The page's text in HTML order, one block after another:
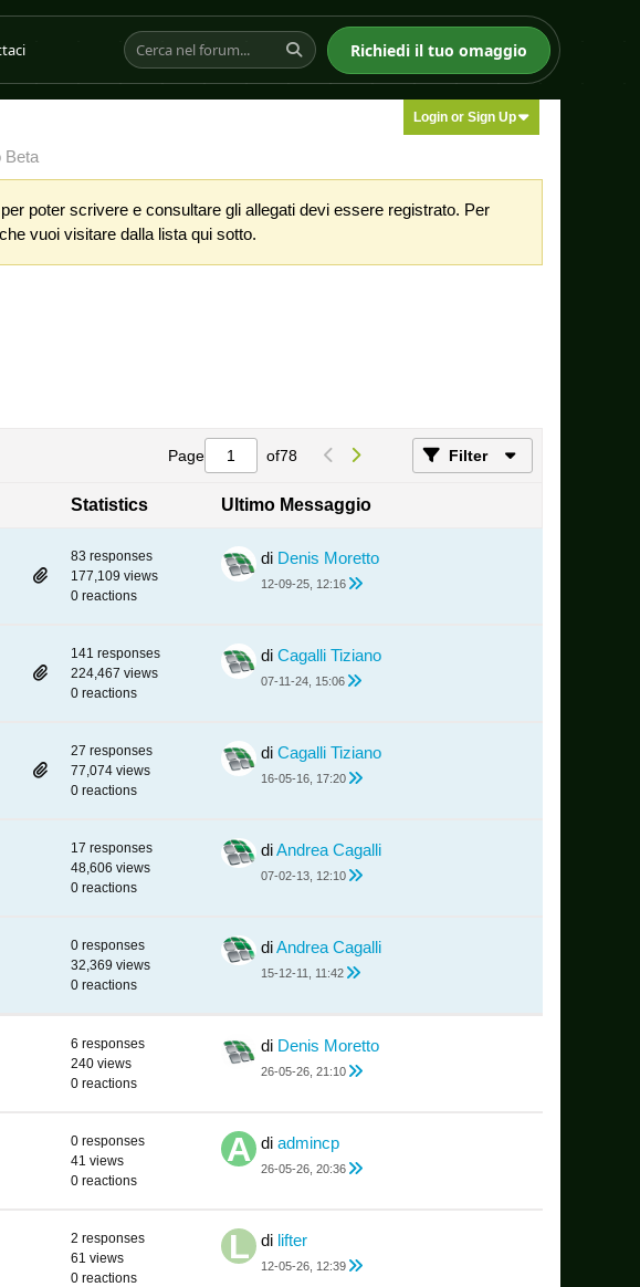
Richiedi il tuo omaggio
Login or Sign Up
Beta
poter scrivere e consultare gli allegati devi essere registrato. Per
vuoi visitare dalla lista qui sotto.
Page of78 Filter
Statistics Ultimo Messaggio
83 responses
177,109 views
0 reactions
di Denis Moretto
12-09-25, 12:16
141 responses
224,467 views
0 reactions
di Cagalli Tiziano
07-11-24, 15:06
27 responses
77,074 views
0 reactions
di Cagalli Tiziano
16-05-16, 17:20
17 responses
48,606 views
0 reactions
diAndrea Cagalli
07-02-13, 12:10
0 responses
32,369 views
0 reactions
diAndrea Cagalli
15-12-11, 11:42
6 responses
240 views
0 reactions
di Denis Moretto
26-05-26, 21:10
0 responses
41 views
0 reactions
di admincp
26-05-26, 20:36
2 responses
61 views
0 reactions
di lifter
12-05-26, 12:39